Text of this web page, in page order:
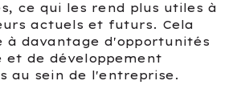
ce qui les rend plus utiles à
actuels et futurs. Cela
à davantage d'opportunités
et de développement
au sein de l'entreprise.